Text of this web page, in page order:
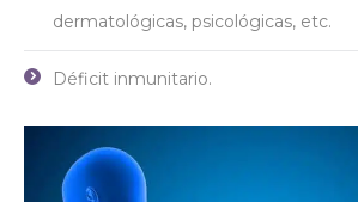
dermatológicas, psicológicas, etc.
Déficit inmunitario.